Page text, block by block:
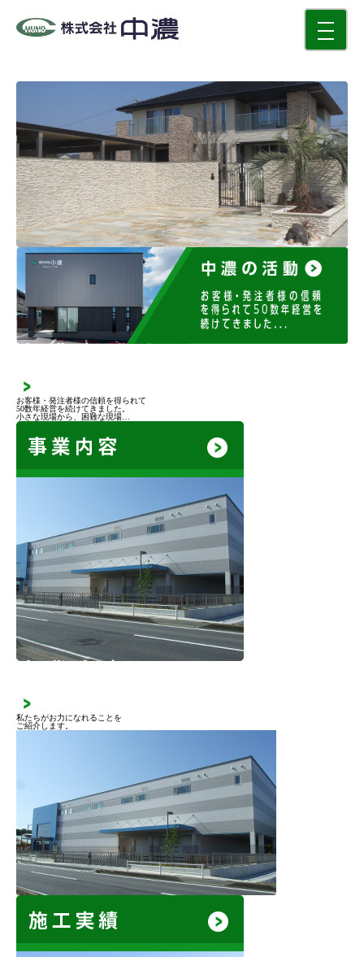
toggle
お客様・発注者様の信頼を得られて
50数年経営を続けてきました。
小さな現場から、困難な現場…
私たちがお力になれることを
ご紹介します。